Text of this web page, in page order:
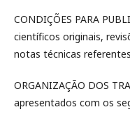
CONDIÇÕES PARA
científicos originais,
notas técnicas
ORGANIZAÇÃO DOS
apresentados com os